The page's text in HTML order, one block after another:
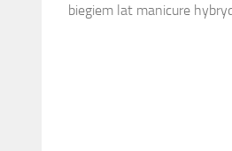
biegiem lat manicure